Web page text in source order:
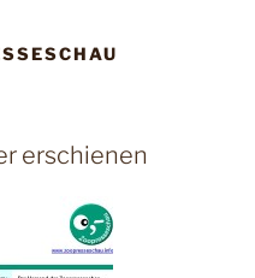
erschienen